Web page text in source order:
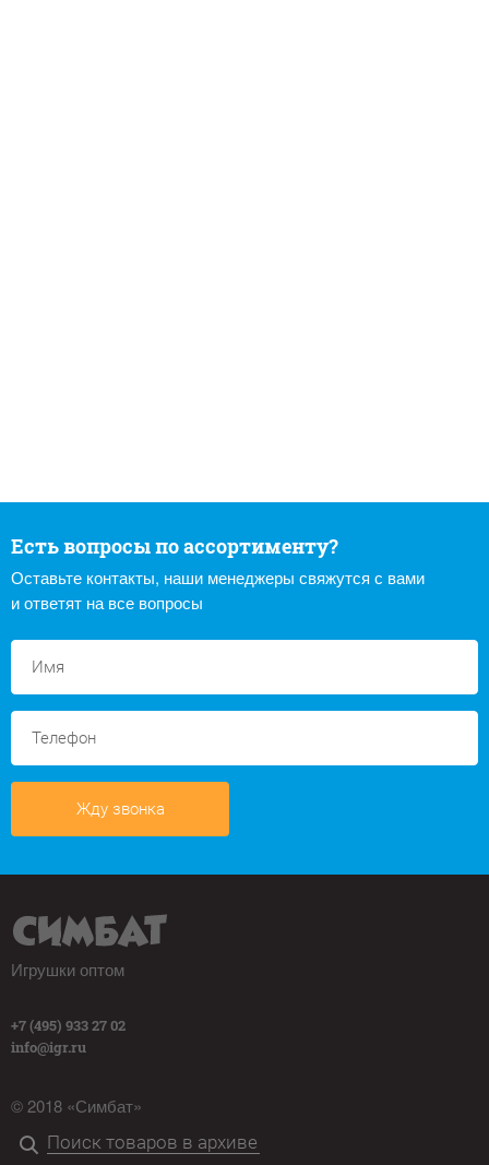
Есть вопросы по ассортименту?
Оставьте контакты, наши менеджеры свяжутся с вами
и ответят на все вопросы
Жду звонка
Игрушки оптом
+7 (495) 933 27 02
info@igr.ru
© 2018 «Симбат»